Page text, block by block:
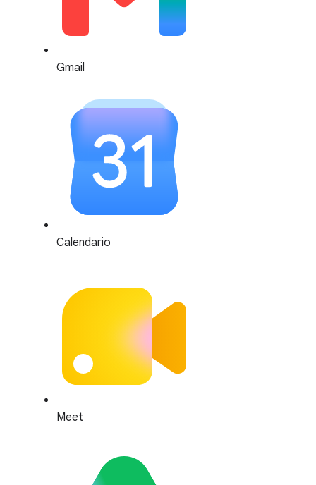
Gmail
Calendario
Meet